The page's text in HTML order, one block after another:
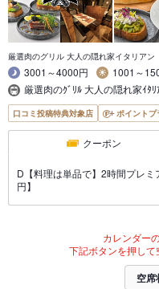
厳選肉のグリル 大人の隠れ家イタリアン
3001～4000円
1001～
厳選肉のｸﾞﾘﾙ 大人の隠れ家ｲﾀﾘ
口コミ投稿特典対象店 ポイント
クーポン
D【料理は単品で】2時間プレ
円】
カレンダー
下記ボタンを押して
空席